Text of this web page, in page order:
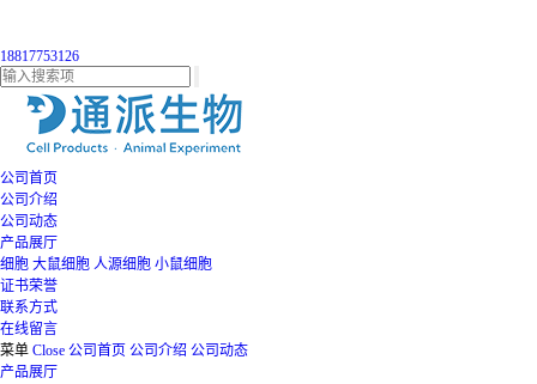
18817753126
公司首页
公司介绍
公司动态
产品展厅
细胞 大鼠细胞 人源细胞 小鼠细胞
证书荣誉
联系方式
在线留言
菜单 Close 公司首页 公司介绍 公司动态
产品展厅